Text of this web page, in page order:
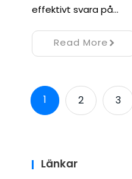
effektivt svara på…
Read More
1 2 3
Länkar